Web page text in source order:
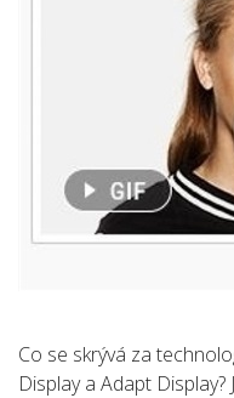
Co se skrývá za
Display a Adapt